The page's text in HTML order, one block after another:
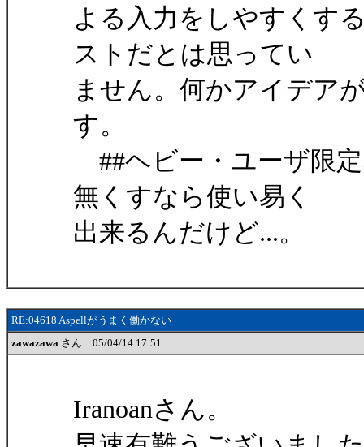
よる入力をしやすくす
ストだとは思ってい
ません。何かアイデア
す。
##ヘビー・ユーザ限
無くすなら使い易く
出来るんだけど...。
RE:04618 Aspellがうまく働かない
zawazawa さん 05/04/14 17:51
Iranoanさん。